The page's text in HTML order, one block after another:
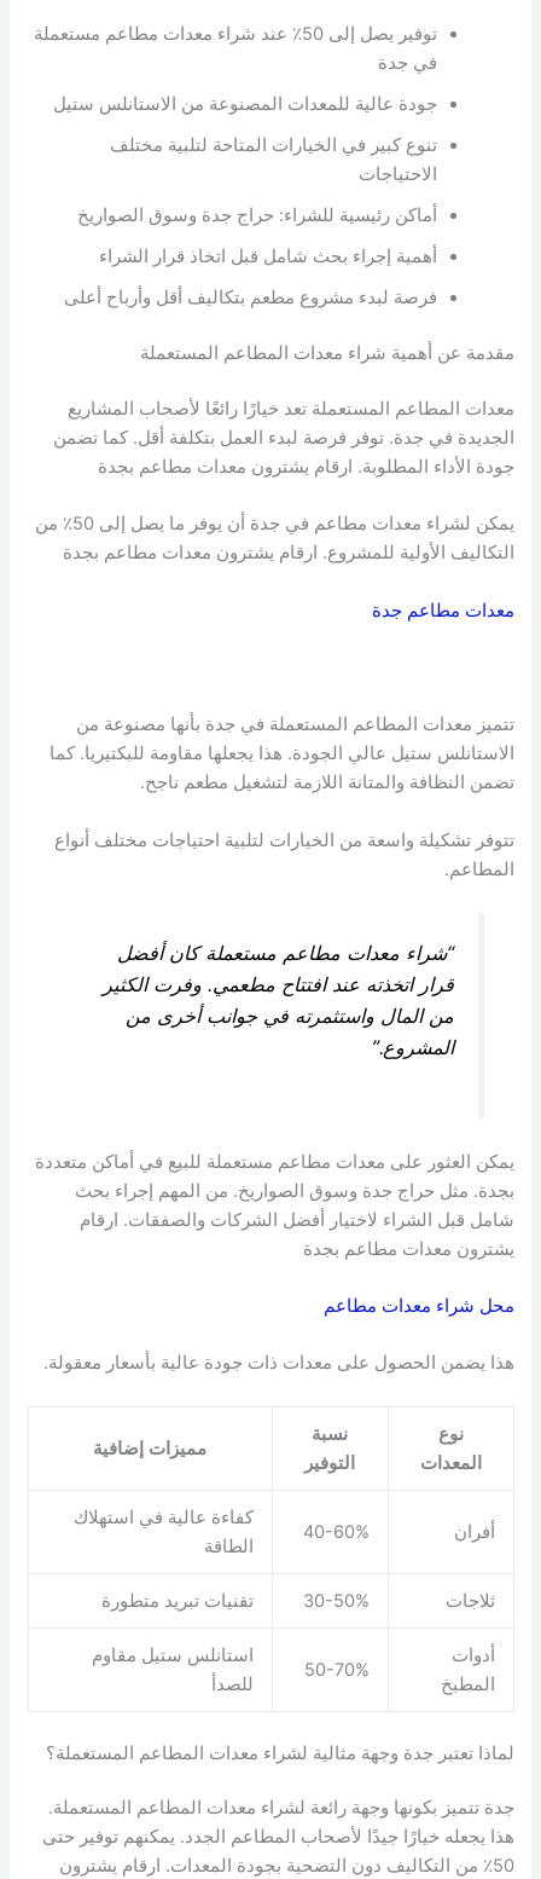
توفير يصل إلى 50٪ عند شراء معدات مطاعم مستعملة
في جدة
جودة عالية للمعدات المصنوعة من الاستانلس ستيل
تنوع كبير في الخيارات المتاحة لتلبية مختلف
الاحتياجات
أماكن رئيسية للشراء: حراج جدة وسوق الصواريخ
أهمية إجراء بحث شامل قبل اتخاذ قرار الشراء
فرصة لبدء مشروع مطعم بتكاليف أقل وأرباح أعلى
مقدمة عن أهمية شراء معدات المطاعم المستعملة
معدات المطاعم المستعملة تعد خيارًا رائعًا لأصحاب المشاريع
الجديدة في جدة. توفر فرصة لبدء العمل بتكلفة أقل. كما تضمن
جودة الأداء المطلوبة. ارقام يشترون معدات مطاعم بجدة
يمكن لشراء معدات مطاعم في جدة أن يوفر ما يصل إلى 50٪ من
التكاليف الأولية للمشروع. ارقام يشترون معدات مطاعم بجدة
معدات مطاعم جدة
تتميز معدات المطاعم المستعملة في جدة بأنها مصنوعة من
الاستانلس ستيل عالي الجودة. هذا يجعلها مقاومة للبكتيريا. كما
تضمن النظافة والمتانة اللازمة لتشغيل مطعم ناجح.
تتوفر تشكيلة واسعة من الخيارات لتلبية احتياجات مختلف أنواع
المطاعم.
“شراء معدات مطاعم مستعملة كان أفضل
قرار اتخذته عند افتتاح مطعمي. وفرت الكثير
من المال واستثمرته في جوانب أخرى من
المشروع.”
يمكن العثور على معدات مطاعم مستعملة للبيع في أماكن متعددة
بجدة. مثل حراج جدة وسوق الصواريخ. من المهم إجراء بحث
شامل قبل الشراء لاختيار أفضل الشركات والصفقات. ارقام
يشترون معدات مطاعم بجدة
محل شراء معدات مطاعم
هذا يضمن الحصول على معدات ذات جودة عالية بأسعار معقولة.
نوع
المعدات
نسبة
التوفير
مميزات إضافية
أفران 40-60%
كفاءة عالية في استهلاك
الطاقة
ثلاجات 30-50% تقنيات تبريد متطورة
أدوات
المطبخ
50-70%
استانلس ستيل مقاوم
للصدأ
لماذا تعتبر جدة وجهة مثالية لشراء معدات المطاعم المستعملة؟
جدة تتميز بكونها وجهة رائعة لشراء معدات المطاعم المستعملة.
هذا يجعله خيارًا جيدًا لأصحاب المطاعم الجدد. يمكنهم توفير حتى
50٪ من التكاليف دون التضحية بجودة المعدات. ارقام يشترون